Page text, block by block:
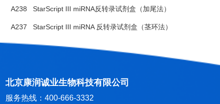
A238StarScript III miRNA反转录试剂盒（加尾法）
A237StarScript III miRNA 反转录试剂盒（茎环法）
北京康润诚业生物科技有限公司
服务热线：400-666-3332